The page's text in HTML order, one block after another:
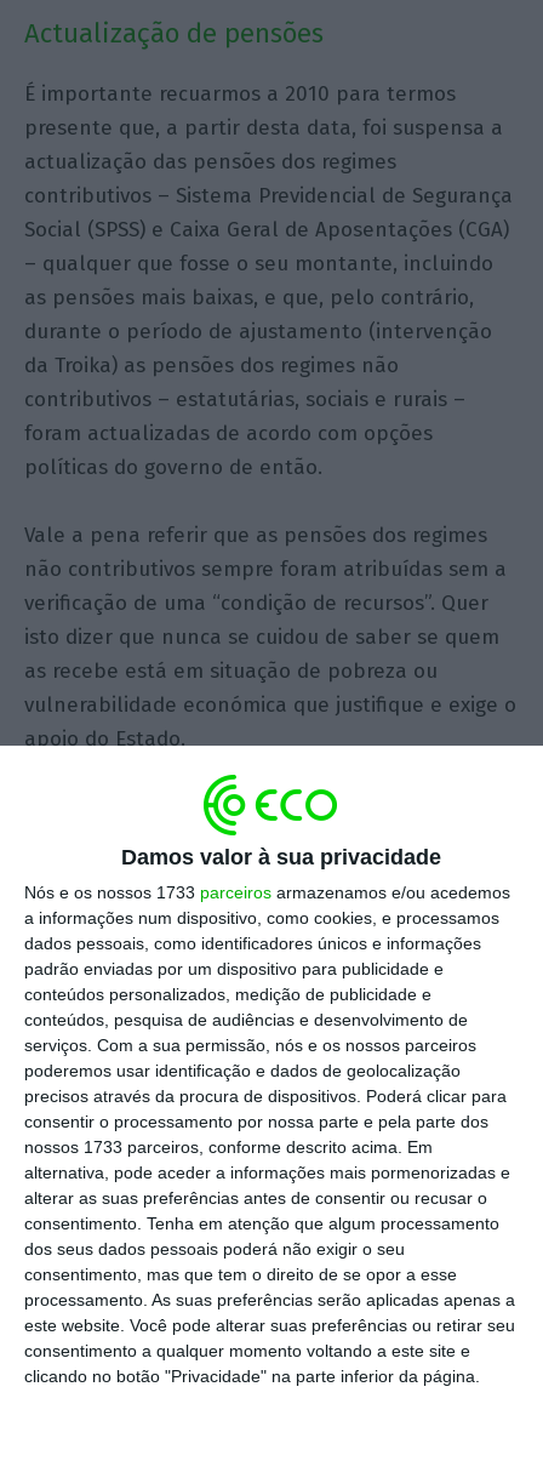
Damos valor à sua privacidade
Nós e os nossos 1733 parceiros armazenamos e/ou acedemos
a informações num dispositivo, como cookies, e processamos
dados pessoais, como identificadores únicos e informações
padrão enviadas por um dispositivo para publicidade e
conteúdos personalizados, medição de publicidade e
conteúdos, pesquisa de audiências e desenvolvimento de
serviços. Com a sua permissão, nós e os nossos parceiros
poderemos usar identificação e dados de geolocalização
precisos através da procura de dispositivos. Poderá clicar para
consentir o processamento por nossa parte e pela parte dos
nossos 1733 parceiros, conforme descrito acima. Em
alternativa, pode aceder a informações mais pormenorizadas e
alterar as suas preferências antes de consentir ou recusar o
consentimento. Tenha em atenção que algum processamento
dos seus dados pessoais poderá não exigir o seu
consentimento, mas que tem o direito de se opor a esse
processamento. As suas preferências serão aplicadas apenas a
este website. Você pode alterar suas preferências ou retirar seu
consentimento a qualquer momento voltando a este site e
clicando no botão "Privacidade" na parte inferior da página.
Actualização de pensões
É importante recuarmos a 2010 para termos
presente que, a partir desta data, foi suspensa a
actualização das pensões dos regimes
contributivos – Sistema Previdencial de Segurança
Social (SPSS) e Caixa Geral de Aposentações (CGA)
– qualquer que fosse o seu montante, incluindo
as pensões mais baixas, e que, pelo contrário,
durante o período de ajustamento (intervenção
da Troika) as pensões dos regimes não
contributivos – estatutárias, sociais e rurais –
foram actualizadas de acordo com opções
políticas do governo de então.
Vale a pena referir que as pensões dos regimes
não contributivos sempre foram atribuídas sem a
verificação de uma “condição de recursos”. Quer
isto dizer que nunca se cuidou de saber se quem
as recebe está em situação de pobreza ou
vulnerabilidade económica que justifique e exige o
apoio do Estado.
Evidentemente que são bem-vindas as
actualizações das pensões de ambos os regimes.
O governo garante a actualização anual de
pensões prevista na lei – serão abrangidas
todas as pensões cujo valor mensal não
ultrapasse 2.515,32 euros. O governo altera,
para efeitos desta actualização, o 1º escalão
das pensões que passa a englobar pensões
até ao valor mensal de 2 vezes o IAS – 838,44
euros – em vez do limite superior em vigor
estabelecido em 1,5 vezes o IAS. Ou seja, é
abrangido por uma maior actualização um
maior número de pensionistas.
Qual é a fórmula de cálculo das pensões?